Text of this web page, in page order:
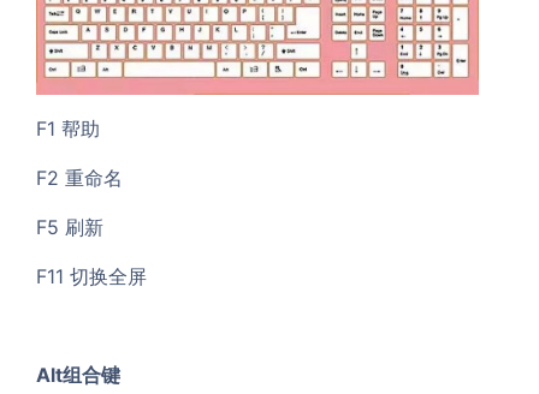
F1 帮助
F2 重命名
F5 刷新
F11 切换全屏
Alt组合键